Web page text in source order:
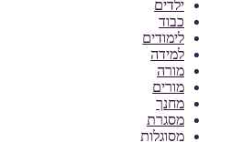
ילדים
כבוד
לימודים
למידה
מורה
מורים
מחנך
מסגרת
מסוגלות